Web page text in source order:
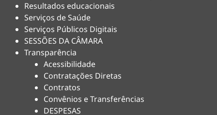
Resultados educacionais
Serviços de Saúde
Serviços Públicos Digitais
SESSÕES DA CÂMARA
Transparência
Acessibilidade
Contratações Diretas
Contratos
Convênios e Transferências
DESPESAS